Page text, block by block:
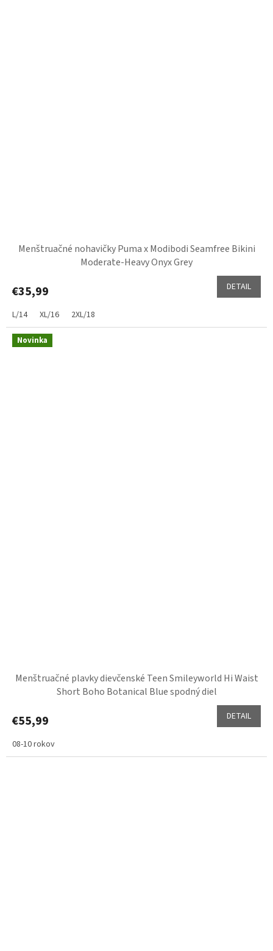
Menštruačné nohavičky Puma x Modibodi Seamfree Bikini
Moderate-Heavy Onyx Grey
€35,99 DETAIL
L/14 XL/16 2XL/18
Novinka
Menštruačné plavky dievčenské Teen Smileyworld Hi Waist
Short Boho Botanical Blue spodný diel
€55,99 DETAIL
08-10 rokov